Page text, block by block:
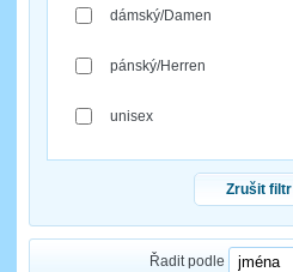
dámský/Damen
pánský/Herren
unisex
Zrušit filtr
Řadit podle